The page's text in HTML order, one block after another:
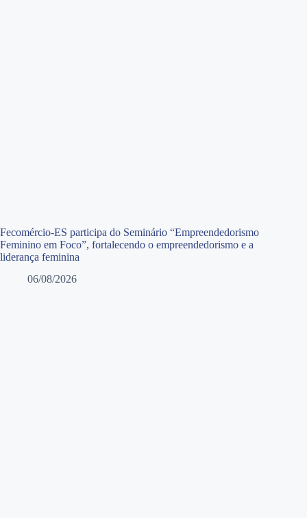
Fecomércio-ES participa do Seminário “Empreendedorismo
Feminino em Foco”, fortalecendo o empreendedorismo e a
liderança feminina
06/08/2026